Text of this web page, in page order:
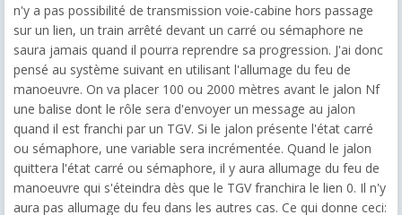
n'y a pas possibilité de transmission voie-cabine hors passage
sur un lien, un train arrêté devant un carré ou sémaphore ne
saura jamais quand il pourra reprendre sa progression. J'ai donc
pensé au système suivant en utilisant l'allumage du feu de
manoeuvre. On va placer 100 ou 2000 mètres avant le jalon Nf
une balise dont le rôle sera d'envoyer un message au jalon
quand il est franchi par un TGV. Si le jalon présente l'état carré
ou sémaphore, une variable sera incrémentée. Quand le jalon
quittera l'état carré ou sémaphore, il y aura allumage du feu de
manoeuvre qui s'éteindra dès que le TGV franchira le lien 0. Il n'y
aura pas allumage du feu dans les autres cas. Ce qui donne ceci: